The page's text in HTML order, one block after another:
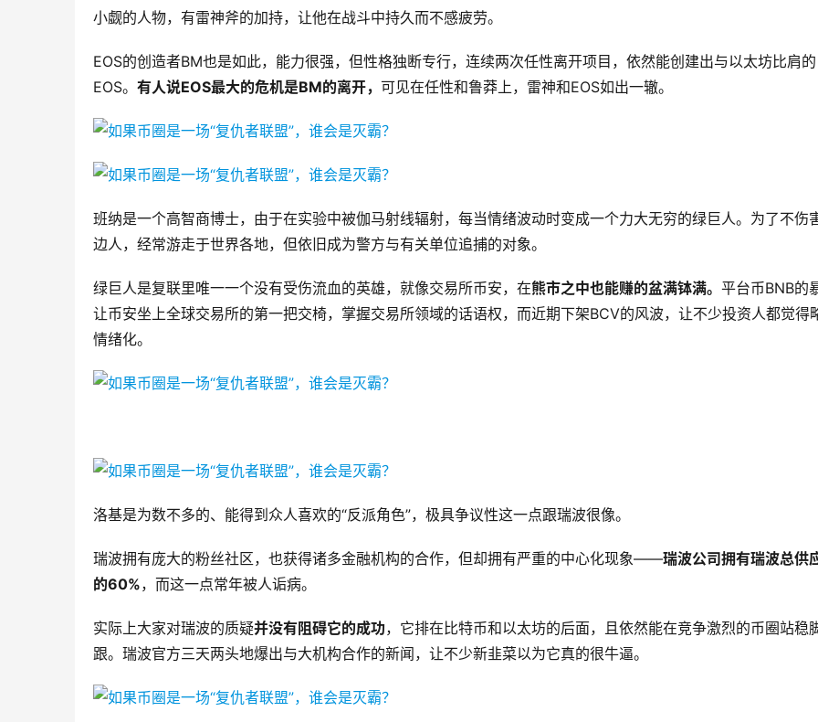
小觑的人物，有雷神斧的加持，让他在战斗中持久而不感疲劳。
EOS的创造者BM也是如此，能力很强，但性格独断专行，连续两次任性离开项目，依然能创建出与以太坊比肩的
EOS。 有人说EOS最大的危机是BM的离开， 可见在任性和鲁莽上，雷神和EOS如出一辙。
班纳是一个高智商博士，由于在实验中被伽马射线辐射，每当情绪波动时变成一个力大无穷的绿巨人。为了不伤
边人，经常游走于世界各地，但依旧成为警方与有关单位追捕的对象。
绿巨人是复联里唯一一个没有受伤流血的英雄，就像交易所币安，在熊市之中也能赚的盆满钵满。 平台币BNB的
让币安坐上全球交易所的第一把交椅，掌握交易所领域的话语权，而近期下架BCV的风波，让不少投资人都觉得
情绪化。
洛基是为数不多的、能得到众人喜欢的“反派角色”，极具争议性这一点跟瑞波很像。
瑞波拥有庞大的粉丝社区，也获得诸多金融机构的合作，但却拥有严重的中心化现象——瑞波公司拥有瑞波总供
的60%，而这一点常年被人诟病。
实际上大家对瑞波的质疑并没有阻碍它的成功，它排在比特币和以太坊的后面，且依然能在竞争激烈的币圈站稳
跟。瑞波官方三天两头地爆出与大机构合作的新闻，让不少新韭菜以为它真的很牛逼。